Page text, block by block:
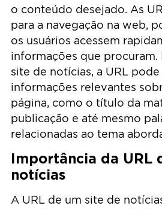
o conteúdo desejado. As
para a navegação na web,
os usuários acessem
informações que procuram.
site de notícias, a URL
informações relevantes
página, como o título da
publicação e até mesmo
relacionadas ao tema
Importância da URL
notícias
A URL de um site de